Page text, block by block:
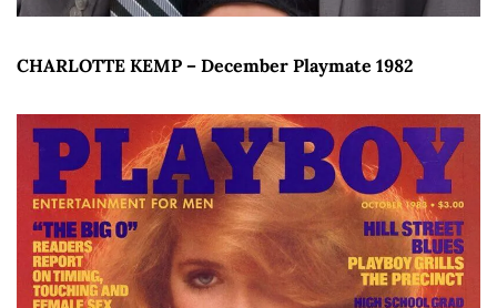
CHARLOTTE KEMP – December Playmate 1982